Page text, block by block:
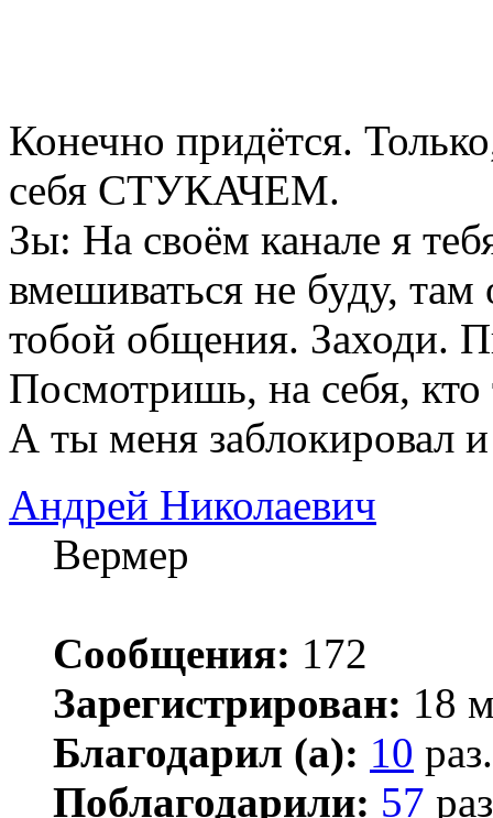
Конечно придётся.
себя СТУКАЧЕМ.
Зы: На своём канале я
вмешиваться не буду,
тобой общения. Заходи.
Посмотришь, на себя, кто
А ты меня заблокировал и
Андрей Николаевич
Вермер
Сообщения: 172
Зарегистрирован: 18
Благодарил (а): 10 раз.
Поблагодарили: 57